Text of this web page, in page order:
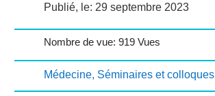
Publié, le: 29 septembre 2023
Nombre de vue: 919 Vues
Médecine, Séminaires et colloques